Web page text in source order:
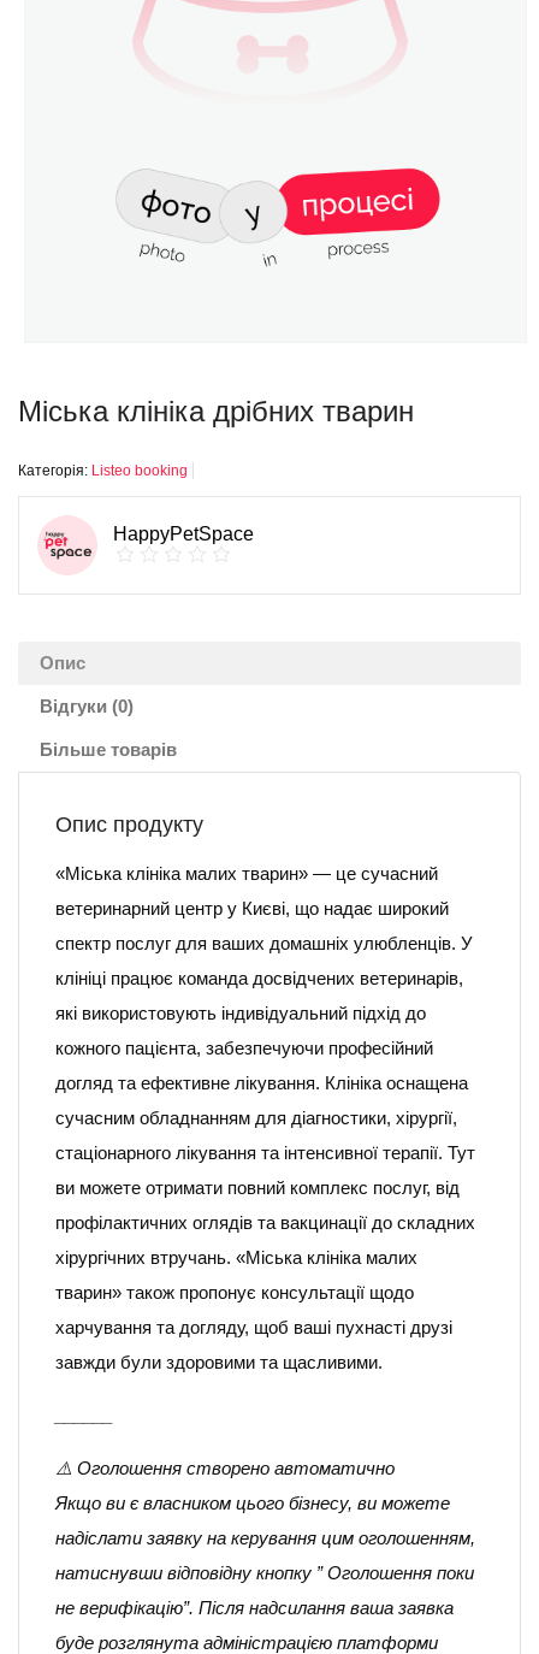
Міська клініка дрібних тварин
Категорія: Listeo booking
HappyPetSpace
Опис
Відгуки (0)
Більше товарів
Опис продукту
«Міська клініка малих тварин» — це сучасний
ветеринарний центр у Києві, що надає широкий
спектр послуг для ваших домашніх улюбленців. У
клініці працює команда досвідчених ветеринарів,
які використовують індивідуальний підхід до
кожного пацієнта, забезпечуючи професійний
догляд та ефективне лікування. Клініка оснащена
сучасним обладнанням для діагностики, хірургії,
стаціонарного лікування та інтенсивної терапії. Тут
ви можете отримати повний комплекс послуг, від
профілактичних оглядів та вакцинації до складних
хірургічних втручань. «Міська клініка малих
тварин» також пропонує консультації щодо
харчування та догляду, щоб ваші пухнасті друзі
завжди були здоровими та щасливими.
⚠️ Оголошення створено автоматично
Якщо ви є власником цього бізнесу, ви можете
надіслати заявку на керування цим оголошенням,
натиснувши відповідну кнопку ” Оголошення поки
не верифікацію”. Після надсилання ваша заявка
буде розглянута адміністрацією платформи